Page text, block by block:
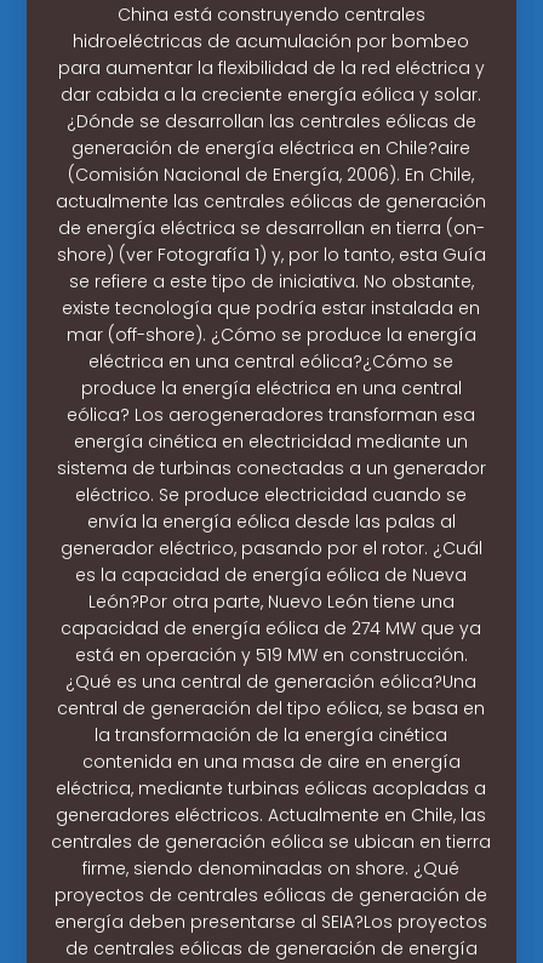
China está construyendo centrales
hidroeléctricas de acumulación por bombeo
para aumentar la flexibilidad de la red eléctrica y
dar cabida a la creciente energía eólica y solar.
¿Dónde se desarrollan las centrales eólicas de
generación de energía eléctrica en Chile?aire
(Comisión Nacional de Energía, 2006). En Chile,
actualmente las centrales eólicas de generación
de energía eléctrica se desarrollan en tierra (on-
shore) (ver Fotografía 1) y, por lo tanto, esta Guía
se refiere a este tipo de iniciativa. No obstante,
existe tecnología que podría estar instalada en
mar (off-shore). ¿Cómo se produce la energía
eléctrica en una central eólica?¿Cómo se
produce la energía eléctrica en una central
eólica? Los aerogeneradores transforman esa
energía cinética en electricidad mediante un
sistema de turbinas conectadas a un generador
eléctrico. Se produce electricidad cuando se
envía la energía eólica desde las palas al
generador eléctrico, pasando por el rotor. ¿Cuál
es la capacidad de energía eólica de Nueva
León?Por otra parte, Nuevo León tiene una
capacidad de energía eólica de 274 MW que ya
está en operación y 519 MW en construcción.
¿Qué es una central de generación eólica?Una
central de generación del tipo eólica, se basa en
la transformación de la energía cinética
contenida en una masa de aire en energía
eléctrica, mediante turbinas eólicas acopladas a
generadores eléctricos. Actualmente en Chile, las
centrales de generación eólica se ubican en tierra
firme, siendo denominadas on shore. ¿Qué
proyectos de centrales eólicas de generación de
energía deben presentarse al SEIA?Los proyectos
de centrales eólicas de generación de energía